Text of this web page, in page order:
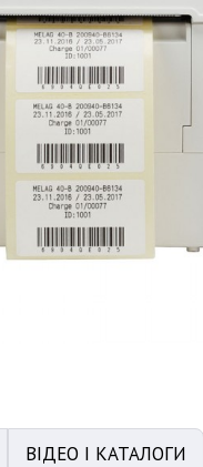
ВІДЕО І КАТАЛОГИ